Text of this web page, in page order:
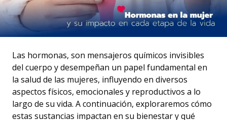
Las hormonas, son mensajeros químicos invisibles
del cuerpo y desempeñan un papel fundamental en
la salud de las mujeres, influyendo en diversos
aspectos físicos, emocionales y reproductivos a lo
largo de su vida. A continuación, exploraremos cómo
estas sustancias impactan en su bienestar y qué